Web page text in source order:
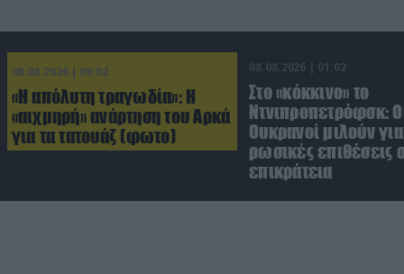
08.08.2026 | 09:02
«Η απόλυτη τραγωδία»: Η
«αιχμηρή» ανάρτηση του Αρκά
για τα τατουάζ (φωτο)
08.08.2026 | 01:02
Στο «κόκκινο» το
Ντνιπροπετρόφσκ:
Ουκρανοί μιλούν
ρωσικές επιθέσεις
επικράτεια